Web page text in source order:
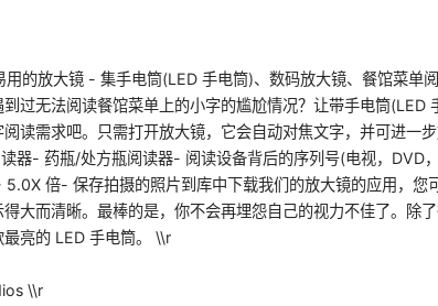
的放大镜 - 集手电筒(LED 手电筒)、数码放大镜、餐馆菜单
过无法阅读餐馆菜单上的小字的尴尬情况？让带手电筒(​​LED
读需求吧。只需打开放大镜，它会自动对焦文字，并可进一
器- 药瓶/处方瓶阅读器- 阅读设备背后的序列号(电视，DVD
倍- 保存拍摄的照片到库中下载我们的放大镜的应用，您
大而清晰。最棒的是，你不会再埋怨自己的视力不佳了。除
亮的 LED 手电筒。 \\r
\\r